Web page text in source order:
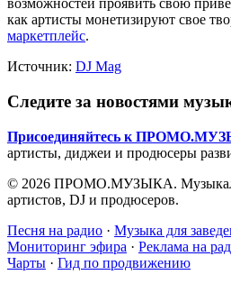
возможностей проявить свою
как артисты монетизируют свое
маркетплейс.
Источник: DJ Mag
Следите за новостями
Присоединяйтесь к
артисты, диджеи и продюсеры
© 2026 ПРОМО.МУЗЫКА.
артистов, DJ и продюсеров.
Песня на радио · Музыка для
Мониторинг эфира · Реклама на
Чарты · Гид по продвижению